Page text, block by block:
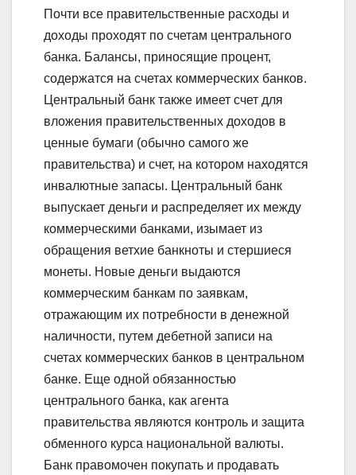
Почти все правительственные расходы и
доходы проходят по счетам центрального
банка. Балансы, приносящие процент,
содержатся на счетах коммерческих банков.
Центральный банк также имеет счет для
вложения правительственных доходов в
ценные бумаги (обычно самого же
правительства) и счет, на котором находятся
инвалютные запасы. Центральный банк
выпускает деньги и распределяет их между
коммерческими банками, изымает из
обращения ветхие банкноты и стершиеся
монеты. Новые деньги выдаются
коммерческим банкам по заявкам,
отражающим их потребности в денежной
наличности, путем дебетной записи на
счетах коммерческих банков в центральном
банке. Еще одной обязанностью
центрального банка, как агента
правительства являются контроль и защита
обменного курса национальной валюты.
Банк правомочен покупать и продавать